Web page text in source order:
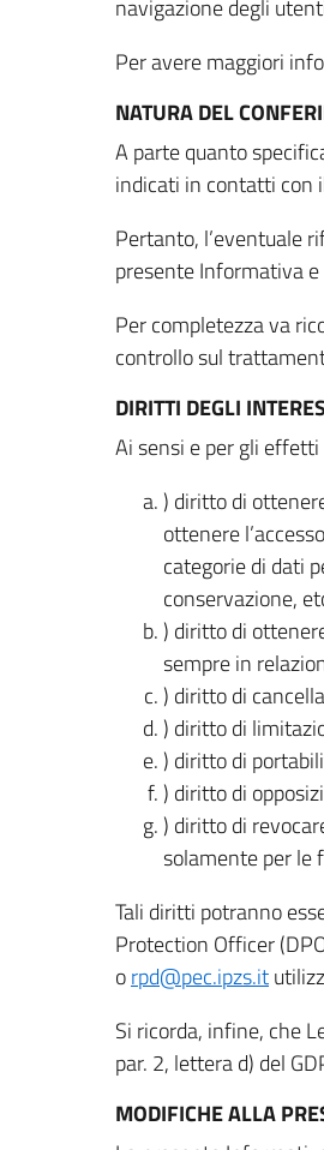
navigazione degli
Per avere maggiori
NATURA DEL
A parte quanto
indicati in contatti con
Pertanto, l’eventuale
presente Informativa
Per completezza va
controllo sul
DIRITTI DEGLI
Ai sensi e per gli
) diritto di
ottenere
categorie di dati
conservazione,
) diritto di
sempre in
) diritto di
) diritto di
) diritto di
) diritto di
) diritto di
solamente per le
Tali diritti potranno
Protection Officer
orpd@pec.ipzs.it
Si ricorda, infine, che
par. 2, lettera d) del
MODIFICHE ALLA